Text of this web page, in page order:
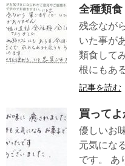
全種類
残念なが
いた事が
類食して
根にもあ
記事を読む
買って
優しいお
元気にな
です。 あ